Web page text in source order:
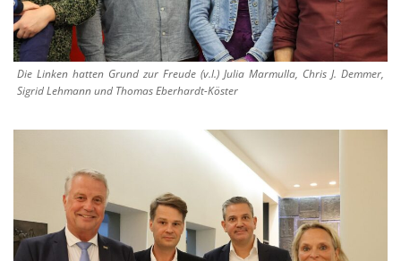
Die Linken hatten Grund zur Freude (v.l.) Julia Marmulla, Chris J. Demmer,
Sigrid Lehmann und Thomas Eberhardt-Köster